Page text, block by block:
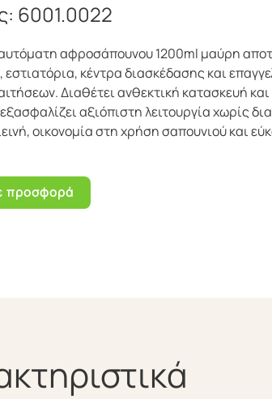
6001.0022
αφροσάπουνου 1200ml μαύρη
εστιατόρια, κέντρα διασκέδασης και
Διαθέτει ανθεκτική κατασκευή
αξιόπιστη λειτουργία χωρίς
οικονομία στη χρήση σαπουνιού και
προσφορά